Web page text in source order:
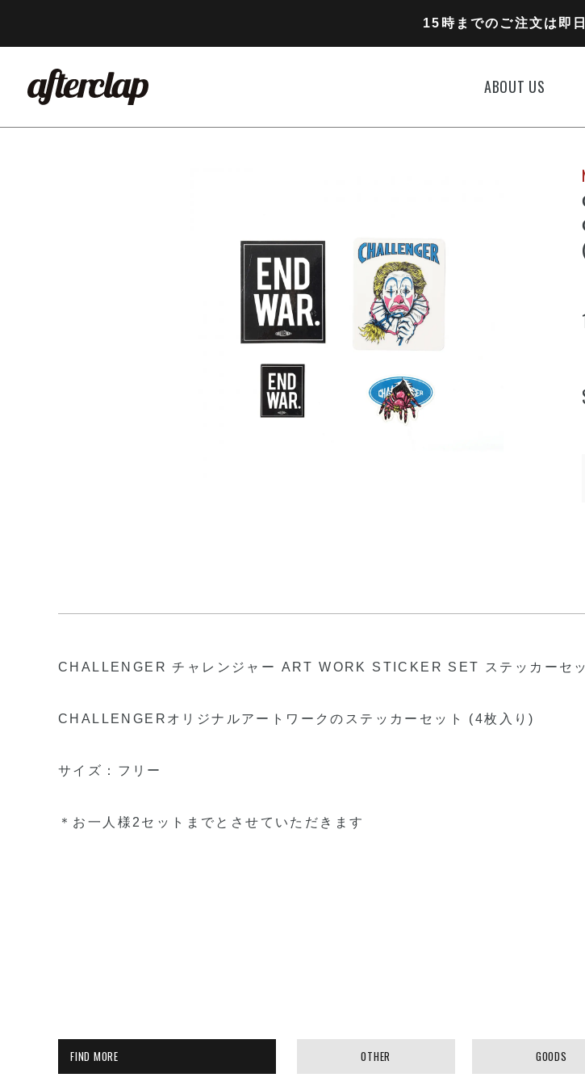
15時までのご注文は即
ABOUT US
CHALLENGER チャレンジャー ART WORK STICKER SET ステッカーセ
CHALLENGERオリジナルアートワークのステッカーセット (4枚入り)
サイズ：フリー
＊お一人様2セットまでとさせていただきます
FIND MORE OTHER GOODS